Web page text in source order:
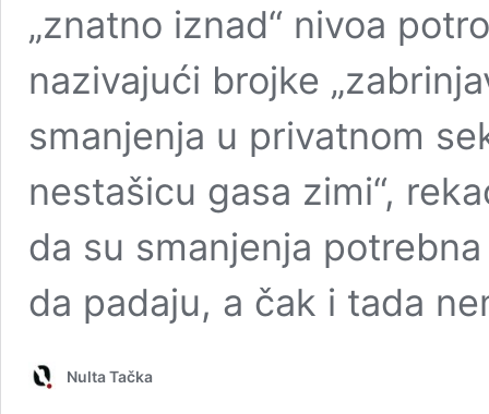
„znatno iznad“ nivoa
nazivajući brojke
smanjenja u privatnom
nestašicu gasa zimi“,
da su smanjenja
da padaju, a čak i tada
Nulta Tačka